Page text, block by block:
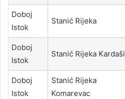
Doboj
Istok
Stanić Rijeka
Doboj
Istok
Stanić Rijeka Kardaši
Doboj
Istok
Stanić Rijeka
Komarevac